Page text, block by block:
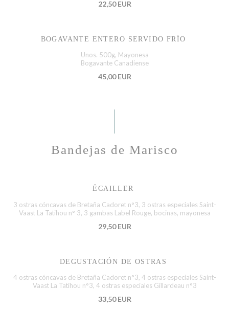
22,50 EUR
BOGAVANTE ENTERO SERVIDO FRÍO
Unos. 500g, Mayonesa
Bogavante Canadiense
45,00 EUR
Bandejas de Marisco
ÉCAILLER
3 ostras cóncavas de Bretaña Cadoret n°3, 3 ostras especiales Saint-
Vaast La Tatihou n° 3, 3 gambas Label Rouge, bocinas, mayonesa
29,50 EUR
DEGUSTACIÓN DE OSTRAS
4 ostras cóncavas de Bretaña Cadoret n°3, 4 ostras especiales Saint-
Vaast La Tatihou n°3, 4 ostras especiales Gillardeau n°3
33,50 EUR